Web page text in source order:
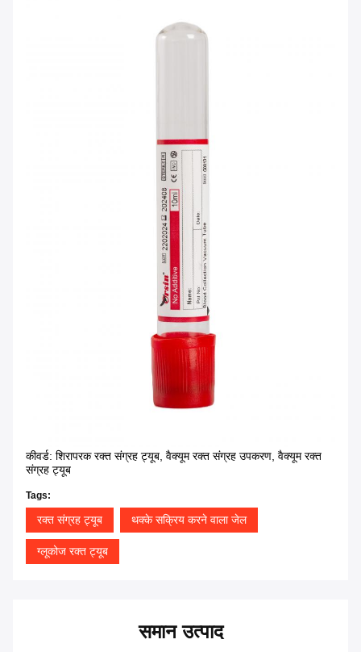
कीवर्ड: शिरापरक रक्त संग्रह ट्यूब, वैक्यूम रक्त संग्रह उपकरण, वैक्यूम रक्त
संग्रह ट्यूब
Tags:
रक्त संग्रह ट्यूब थक्के सक्रिय करने वाला जेल
ग्लूकोज रक्त ट्यूब
समान उत्पाद